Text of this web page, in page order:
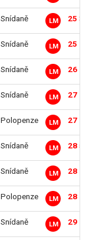
Snídaně LM 25
Snídaně LM 25
Snídaně LM 26
Snídaně LM 27
Polopenze LM 27
Snídaně LM 28
Snídaně LM 28
Polopenze LM 28
Snídaně LM 29